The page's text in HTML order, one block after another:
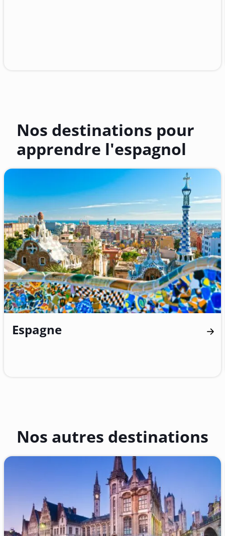
Nos destinations pour
apprendre l'espagnol
Espagne
Nos autres destinations